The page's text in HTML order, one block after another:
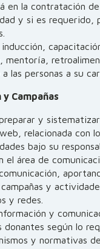
en la contratación
y si es requerido,
mentoría,
las personas a su
Campañas
y
relacionada con
bajo su
el área de
y
y redes.
y
donantes según lo
y normativas